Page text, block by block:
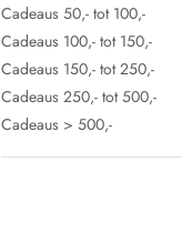
Cadeaus 50,- tot 100,-
Cadeaus 100,- tot 150,-
Cadeaus 150,- tot 250,-
Cadeaus 250,- tot 500,-
Cadeaus > 500,-